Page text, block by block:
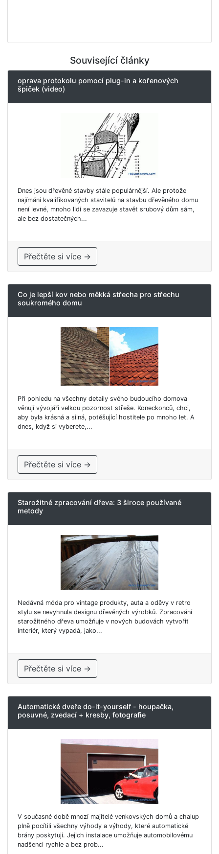
Související články
oprava protokolu pomocí plug-in a kořenových
špiček (video)
Dnes jsou dřevěné stavby stále populárnější. Ale protože
najímání kvalifikovaných stavitelů na stavbu dřevěného domu
není levné, mnoho lidí se zavazuje stavět srubový dům sám,
ale bez dostatečných...
Přečtěte si více →
Co je lepší kov nebo měkká střecha pro střechu
soukromého domu
Při pohledu na všechny detaily svého budoucího domova
věnují vývojáři velkou pozornost střeše. Koneckonců, chci,
aby byla krásná a silná, potěšující hostitele po mnoho let. A
dnes, když si vyberete,...
Přečtěte si více →
Starožitné zpracování dřeva: 3 široce používané
metody
Nedávná móda pro vintage produkty, auta a oděvy v retro
stylu se nevyhnula designu dřevěných výrobků. Zpracování
starožitného dřeva umožňuje v nových budovách vytvořit
interiér, který vypadá, jako...
Přečtěte si více →
Automatické dveře do-it-yourself - houpačka,
posuvné, zvedací + kresby, fotografie
V současné době mnozí majitelé venkovských domů a chalup
plně pocítili všechny výhody a výhody, které automatické
brány poskytují. Jejich instalace umožňuje automobilovému
nadšenci rychle a bez prob...